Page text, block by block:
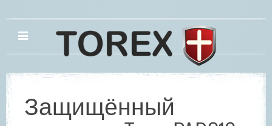
Защищённый